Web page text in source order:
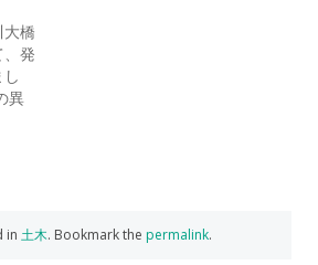
橋
、発
異
in 土木. Bookmark the permalink.